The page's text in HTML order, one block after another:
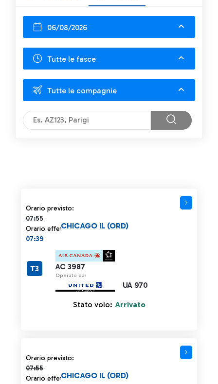
06/08/2026
Tutte le fasce
Tutte le compagnie
Orario previsto:
07:55
Orario previsto 07:55 barrato
Orario effettivo:
07:39
AC 3987
Operato da:
UA 970
CHICAGO IL (ORD)
T3
Stato volo: Arrivato
Orario previsto:
07:55
Orario previsto 07:55 barrato
Orario effettivo:CHICAGO IL (ORD)